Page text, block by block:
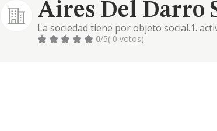
Aires Del Darro
La sociedad tiene por objeto social.1.
consultoría y gestión empresarial.2. y
0/5( 0 votos)